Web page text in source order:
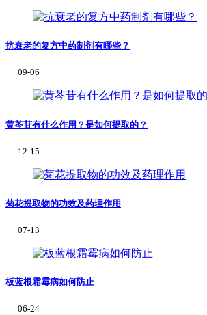
抗衰老的复方中药制剂有哪些？
09-06
黄芩苷有什么作用？是如何提取的？
12-15
菊花提取物的功效及药理作用
07-13
板蓝根霜霉病如何防止
06-24